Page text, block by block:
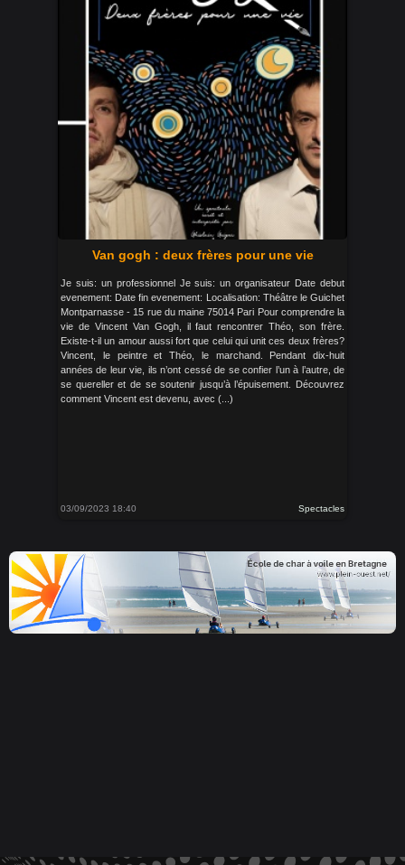
Van gogh : deux frères pour une vie
Je suis: un professionnel Je suis: un organisateur Date debut
evenement: Date fin evenement: Localisation: Théâtre le Guichet
Montparnasse - 15 rue du maine 75014 Pari Pour comprendre la
vie de Vincent Van Gogh, il faut rencontrer Théo, son frère.
Existe-t-il un amour aussi fort que celui qui unit ces deux frères?
Vincent, le peintre et Théo, le marchand. Pendant dix-huit
années de leur vie, ils n’ont cessé de se confier l’un à l’autre, de
se quereller et de se soutenir jusqu’à l’épuisement. Découvrez
comment Vincent est devenu, avec (...)
03/09/2023 18:40 Spectacles